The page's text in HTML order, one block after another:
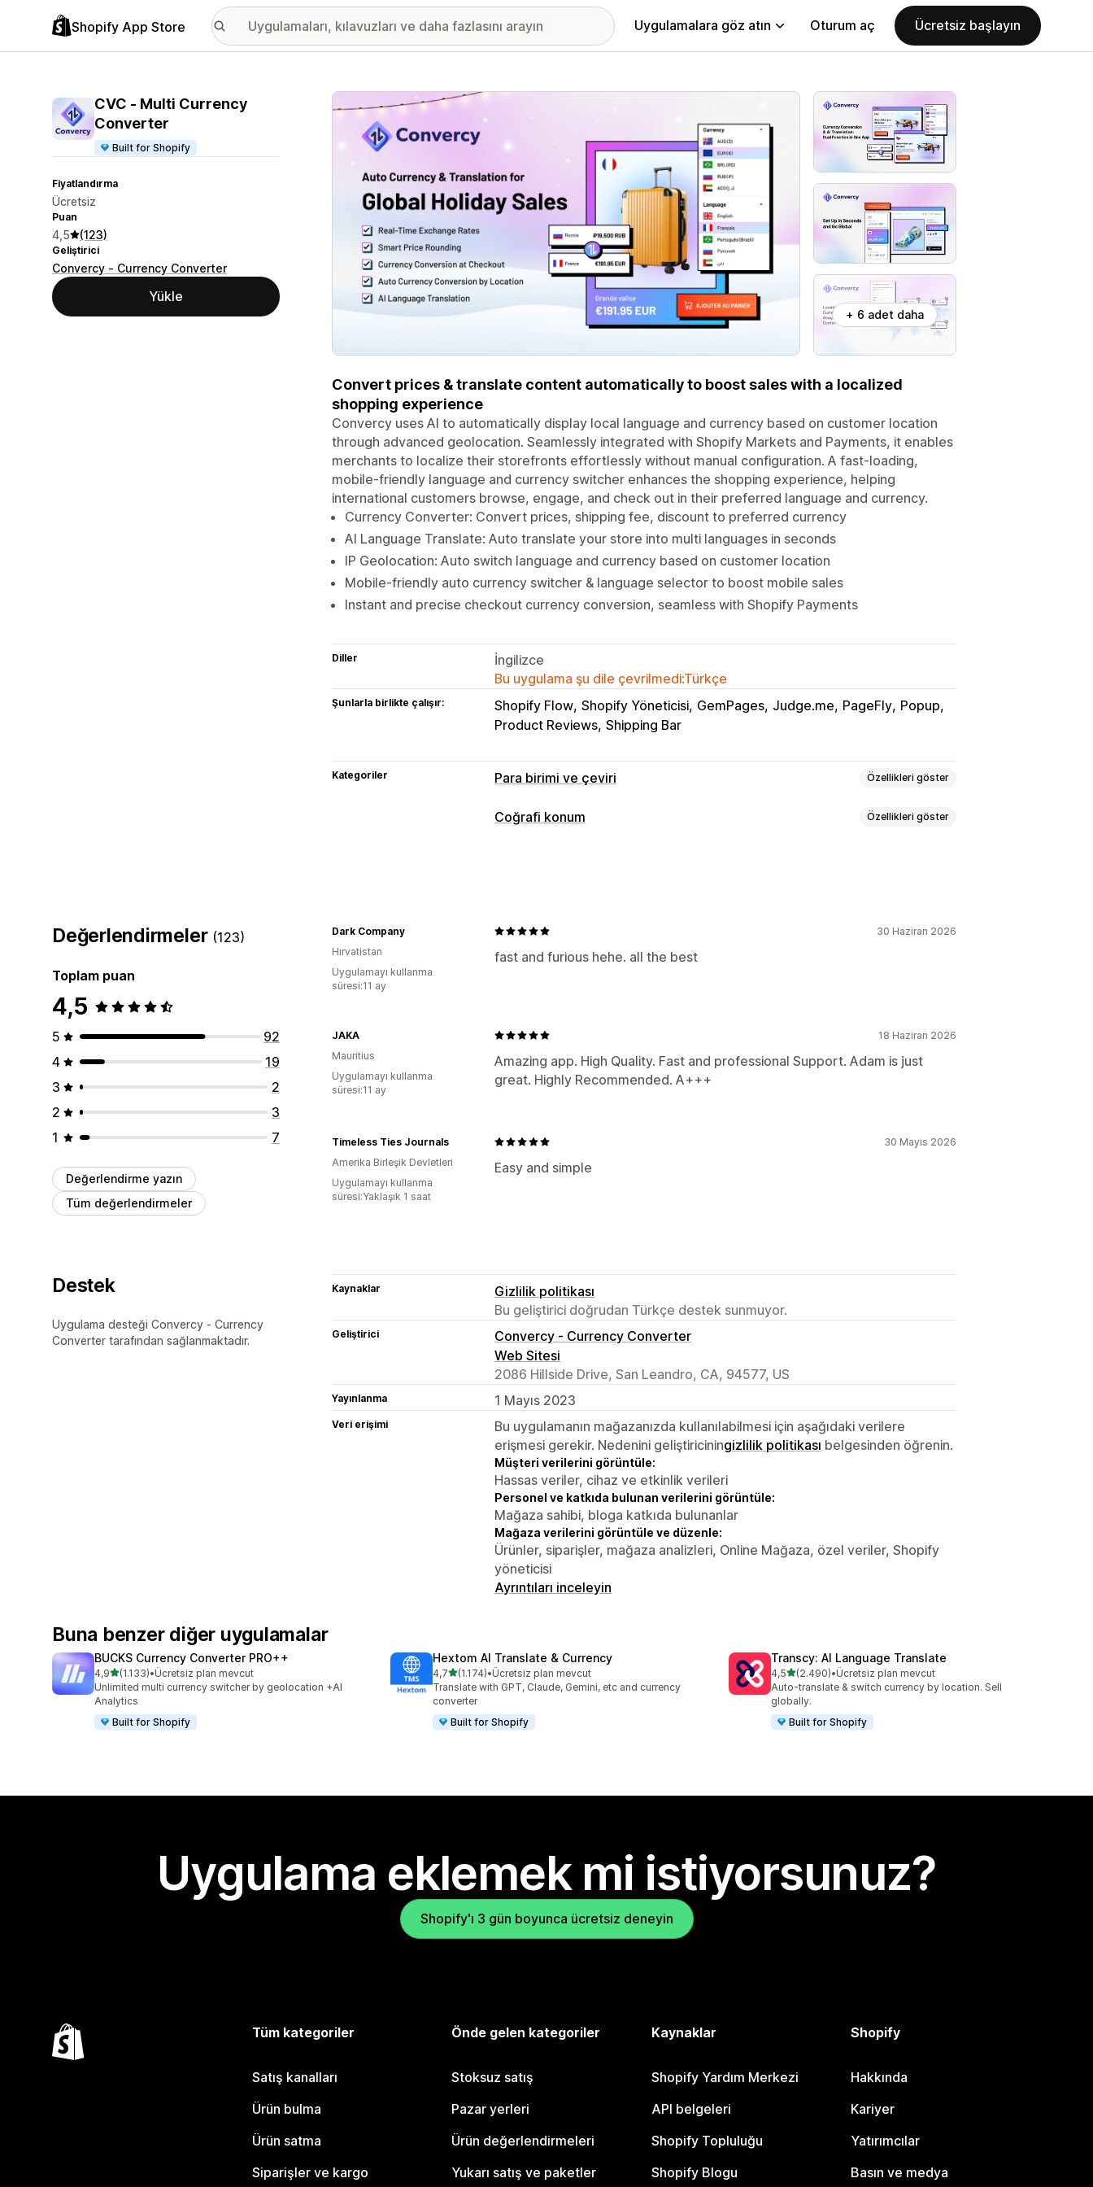
Shopify App Store Uygulamalara göz atın Oturum aç Ücretsiz başlayın
CVC ‑ Multi Currency
Converter
Built for Shopify
Fiyatlandırma
Ücretsiz
Puan
4,5 (123)
Geliştirici
Convercy ‑ Currency Converter
Yükle
Öne çıkan görsel galerisi
+ 6 adet daha
Convert prices & translate content automatically to boost sales with a localized
shopping experience
Convercy uses AI to automatically display local language and currency based on customer location
through advanced geolocation. Seamlessly integrated with Shopify Markets and Payments, it enables
merchants to localize their storefronts effortlessly without manual configuration. A fast-loading,
mobile-friendly language and currency switcher enhances the shopping experience, helping
international customers browse, engage, and check out in their preferred language and currency.
Currency Converter: Convert prices, shipping fee, discount to preferred currency
AI Language Translate: Auto translate your store into multi languages in seconds
IP Geolocation: Auto switch language and currency based on customer location
Mobile-friendly auto currency switcher & language selector to boost mobile sales
Instant and precise checkout currency conversion, seamless with Shopify Payments
Diller
İngilizce
Bu uygulama şu dile çevrilmedi:Türkçe
Şunlarla birlikte çalışır: Shopify Flow Shopify Yöneticisi GemPages Judge.me PageFly Popup
Product Reviews Shipping Bar
Kategoriler Para birimi ve çeviri Özellikleri göster
Para birimi dönüştürme
Makine çevirisi
Toplu çeviri
Otomatik yönlendirme Dil değiştirici
Coğrafi konum Özellikleri göster
Para birimi değiştirici
Para birimi dönüştürme
Çeviri
Değerlendirmeler (123)
Toplam puan
4,5
5
92
4
19
3
2
2
3
1
7
Değerlendirme yazın
Tüm değerlendirmeler
30 Haziran 2026
fast and furious hehe. all the best
Dark Company
Hırvatistan
Uygulamayı kullanma
süresi:11 ay
18 Haziran 2026
Amazing app. High Quality. Fast and professional Support. Adam is just
great. Highly Recommended. A+++
JAKA
Mauritius
Uygulamayı kullanma
süresi:11 ay
30 Mayıs 2026
Easy and simple
Timeless Ties Journals
Amerika Birleşik Devletleri
Uygulamayı kullanma
süresi:Yaklaşık 1 saat
Destek
Uygulama desteği Convercy ‑ Currency
Converter tarafından sağlanmaktadır.
Kaynaklar
Gizlilik politikası
Bu geliştirici doğrudan Türkçe destek sunmuyor.
Geliştirici
Convercy ‑ Currency Converter
Web Sitesi
2086 Hillside Drive, San Leandro, CA, 94577, US
Yayınlanma 1 Mayıs 2023
Veri erişimi
Bu uygulamanın mağazanızda kullanılabilmesi için aşağıdaki verilere
erişmesi gerekir. Nedenini geliştiriciningizlilik politikası belgesinden öğrenin.
Müşteri verilerini görüntüle:
Hassas veriler, cihaz ve etkinlik verileri
Personel ve katkıda bulunan verilerini görüntüle:
Mağaza sahibi, bloga katkıda bulunanlar
Mağaza verilerini görüntüle ve düzenle:
Ürünler, siparişler, mağaza analizleri, Online Mağaza, özel veriler, Shopify
yöneticisi
Ayrıntıları inceleyin
Buna benzer diğer uygulamalar
BUCKS Currency Converter PRO++
4,95 yıldız üzerinden
(1.133)
toplam 1133 değerlendirme
•Ücretsiz plan mevcut
Unlimited multi currency switcher by geolocation +AI
Analytics
Built for Shopify
Hextom AI Translate & Currency
4,75 yıldız üzerinden
(1.174)
toplam 1174 değerlendirme
•Ücretsiz plan mevcut
Translate with GPT, Claude, Gemini, etc and currency
converter
Built for Shopify
Transcy: AI Language Translate
4,55 yıldız üzerinden
(2.490)
toplam 2490 değerlendirme
•Ücretsiz plan mevcut
Auto-translate & switch currency by location. Sell
globally.
Built for Shopify
Uygulama eklemek mi istiyorsunuz?
Shopify'ı 3 gün boyunca ücretsiz deneyin
Tüm kategoriler
Satış kanalları
Ürün bulma
Ürün satma
Siparişler ve kargo
Önde gelen kategoriler
Stoksuz satış
Pazar yerleri
Ürün değerlendirmeleri
Yukarı satış ve paketler
Kaynaklar
Shopify Yardım Merkezi
API belgeleri
Shopify Topluluğu
Shopify Blogu
Shopify
Hakkında
Kariyer
Yatırımcılar
Basın ve medya